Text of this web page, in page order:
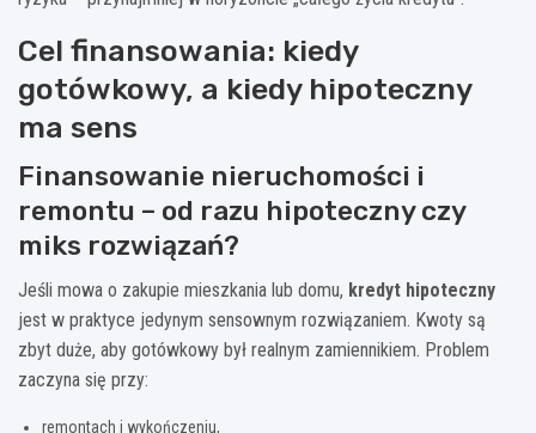
Cel finansowania: kiedy
gotówkowy, a kiedy hipoteczny
ma sens
Finansowanie nieruchomości i
remontu – od razu hipoteczny czy
miks rozwiązań?
Jeśli mowa o zakupie mieszkania lub domu, kredyt hipoteczny
jest w praktyce jedynym sensownym rozwiązaniem. Kwoty są
zbyt duże, aby gotówkowy był realnym zamiennikiem. Problem
zaczyna się przy:
remontach i wykończeniu,